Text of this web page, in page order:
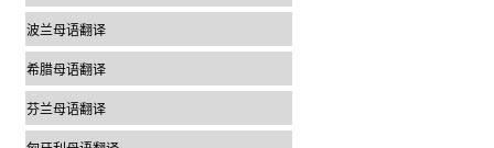
波兰母语翻译
希腊母语翻译
芬兰母语翻译